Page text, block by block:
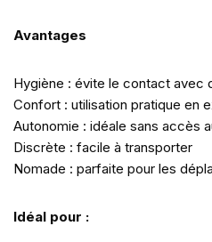
Avantages
Hygiène : évite le contact avec
Confort : utilisation pratique en
Autonomie : idéale sans accès
Discrète : facile à transporter
Nomade : parfaite pour les
Idéal pour :